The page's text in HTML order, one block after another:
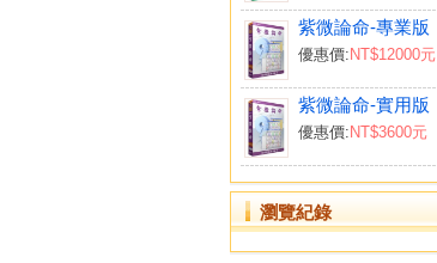
紫微論命-專業版
優惠價: NT$12000元
紫微論命-實用版
優惠價: NT$3600元
瀏覽紀錄